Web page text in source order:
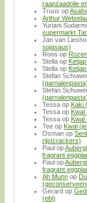
raapzaadolie
Truus op
Arthur
Yuriani
supermarkt
Jan van
sojasaus)
Roos op
Stella op
Stella op
Stefan
(garnalenpasta)
Stefan
(garnalenpasta)
Tessa op Kaki
Tessa op Kwal
Tessa op Kwal
Tee op Kwal
Osman op
rijstcrackers)
Paul op
fragrant
Paul op
fragrant
Ah Munn op
Gerard op
(ebi)